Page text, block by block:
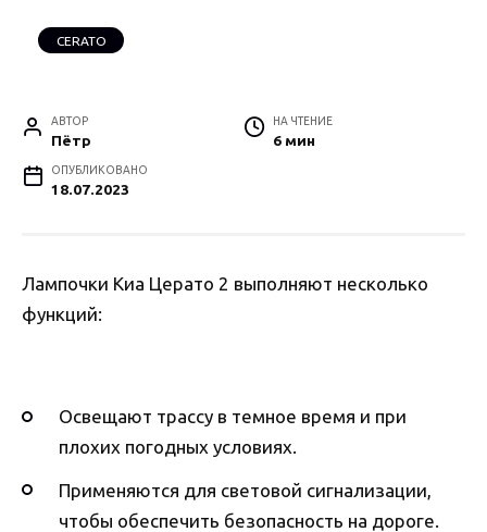
CERATO
АВТОР
Пётр
НА ЧТЕНИЕ
6 мин
ОПУБЛИКОВАНО
18.07.2023
Лампочки Киа Церато 2 выполняют несколько
функций:
Освещают трассу в темное время и при
плохих погодных условиях.
Применяются для световой сигнализации,
чтобы обеспечить безопасность на дороге.